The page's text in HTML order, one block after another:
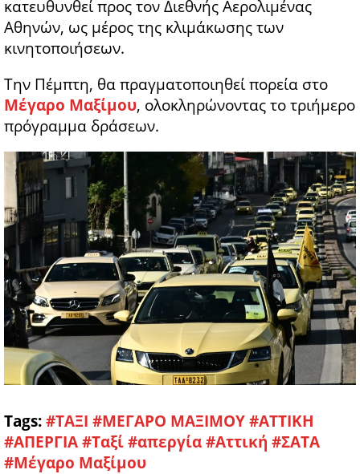
κατευθυνθεί προς τονΔιεθνής Αερολιμένας
Αθηνών, ως μέρος της κλιμάκωσης των
κινητοποιήσεων.
Την Πέμπτη, θα πραγματοποιηθεί πορεία στο
Μέγαρο Μαξίμου, ολοκληρώνοντας το τριήμερο
πρόγραμμα δράσεων.
Tags:#ΤΑΞΙ #ΜΕΓΑΡΟ ΜΑΞΙΜΟΥ#ΑΤΤΙΚΗ
#ΑΠΕΡΓΙΑ#Ταξί#απεργία#Αττική #ΣΑΤΑ
#Μέγαρο Μαξίμου